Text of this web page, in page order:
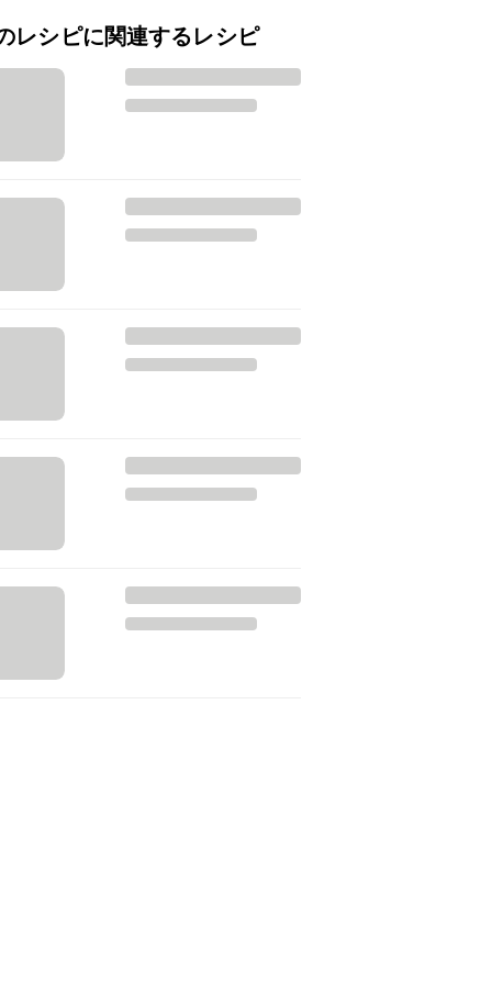
レシピに関連するレシピ